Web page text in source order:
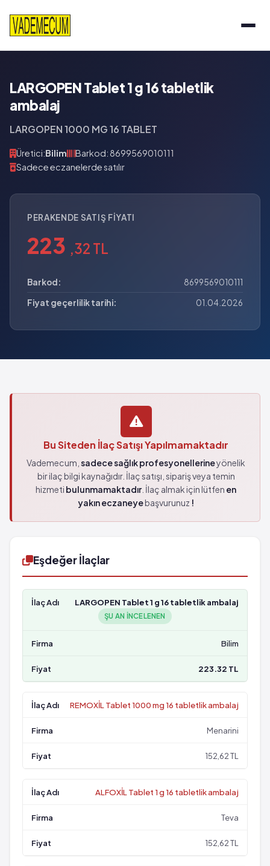
LARGOPEN Tablet 1 g 16 tabletlik
ambalaj
LARGOPEN 1000 MG 16 TABLET
Üretici:Bilim
Barkod: 8699569010111
Sadece eczanelerde satılır
PERAKENDE SATIŞ FIYATI
223 ,32 TL
Barkod:
8699569010111
Fiyat geçerlilik tarihi:
01.04.2026
Bu Siteden İlaç Satışı Yapılmamaktadır
Vademecum, sadece sağlık profesyonellerineyönelik
bir ilaç bilgi kaynağıdır. İlaç satışı, sipariş veya temin
hizmeti bulunmamaktadır. İlaç almak için lütfen en
yakın eczaneyebaşvurunuz !
Eşdeğer İlaçlar
LARGOPEN Tablet 1 g 16 tabletlik ambalaj
ŞU AN INCELENEN
Bilim
223.32 TL
REMOXİL Tablet 1000 mg 16 tabletlik ambalaj
Menarini
152,62 TL
ALFOXİL Tablet 1 g 16 tabletlik ambalaj
Teva
152,62 TL